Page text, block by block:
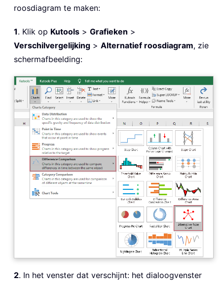
roosdiagram te maken:
1. Klik op Kutools > Grafieken >
Verschilvergelijking > Alternatief roosdiagram, zie
schermafbeelding:
2. In het venster dat verschijnt: het dialoogvenster